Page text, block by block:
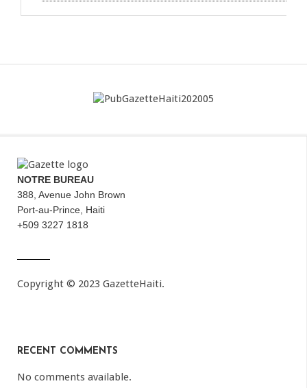
NOTRE BUREAU
388, Avenue John Brown
Port-au-Prince, Haiti
+509 3227 1818
Copyright © 2023 GazetteHaiti.
RECENT COMMENTS
No comments available.